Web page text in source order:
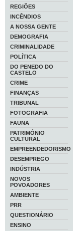
REGIÕES
INCÊNDIOS
A NOSSA GENTE
DEMOGRAFIA
CRIMINALIDADE
POLÍTICA
DO PENEDO DO
CASTELO
CRIME
FINANÇAS
TRIBUNAL
FOTOGRAFIA
FAUNA
PATRIMÓNIO
CULTURAL
EMPREENDEDORISMO
DESEMPREGO
INDÚSTRIA
NOVOS
POVOADORES
AMBIENTE
PRR
QUESTIONÁRIO
ENSINO